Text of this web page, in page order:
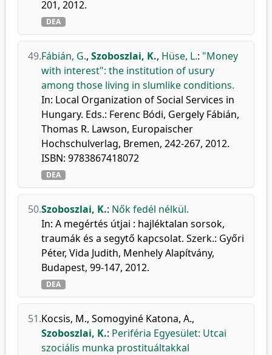
201, 2012.
DEA
49.Fábián, G., Szoboszlai, K., Hüse, L.: "Money
with interest": the institution of usury
among those living in slumlike conditions.
In: Local Organization of Social Services in
Hungary. Eds.: Ferenc Bódi, Gergely Fábián,
Thomas R. Lawson, Europaischer
Hochschulverlag, Bremen, 242-267, 2012.
ISBN: 9783867418072
DEA
50.Szoboszlai, K.: Nők fedél nélkül.
In: A megértés útjai : hajléktalan sorsok,
traumák és a segytő kapcsolat. Szerk.: Győri
Péter, Vida Judith, Menhely Alapítvány,
Budapest, 99-147, 2012.
DEA
51.Kocsis, M., Somogyiné Katona, A.,
Szoboszlai, K.: Periféria Egyesület: Utcai
szociális munka prostituáltakkal